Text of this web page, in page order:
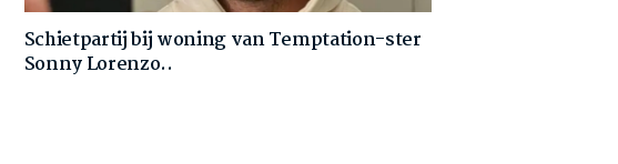
Schietpartij bij woning van Temptation-ster
Sonny Lorenzo..